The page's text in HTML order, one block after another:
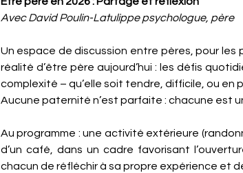
Avec David Poulin-Latulippe psychologue, père
Un espace de discussion entre pères, pour les
réalité d’être père aujourd’hui : les défis
complexité – qu’elle soit tendre, difficile, ou en
Aucune paternité n’est parfaite : chacune est
Au programme : une activité extérieure
d’un café, dans un cadre favorisant
chacun de réfléchir à sa propre expérience et